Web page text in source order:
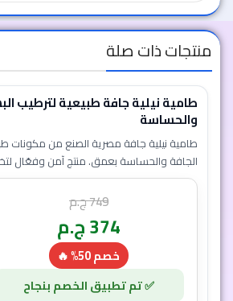
منتجات ذات صلة
طامية نيلية جافة طبيعية لترطيب
والحساسة
طامية نيلية جافة مصرية الصنع من مكونات
الجافة والحساسة بعمق. منتج آمن وفعّال
749ج.م
374 ج.م
خصم 50% 🔥